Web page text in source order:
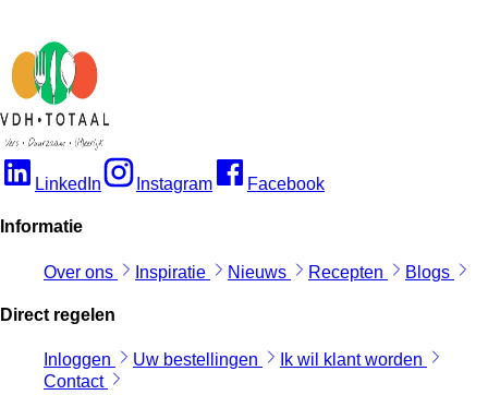
LinkedIn Instagram Facebook
Informatie
Over ons Inspiratie Nieuws Recepten Blogs
Direct regelen
Inloggen Uw bestellingen
Ik wil klant worden
Contact